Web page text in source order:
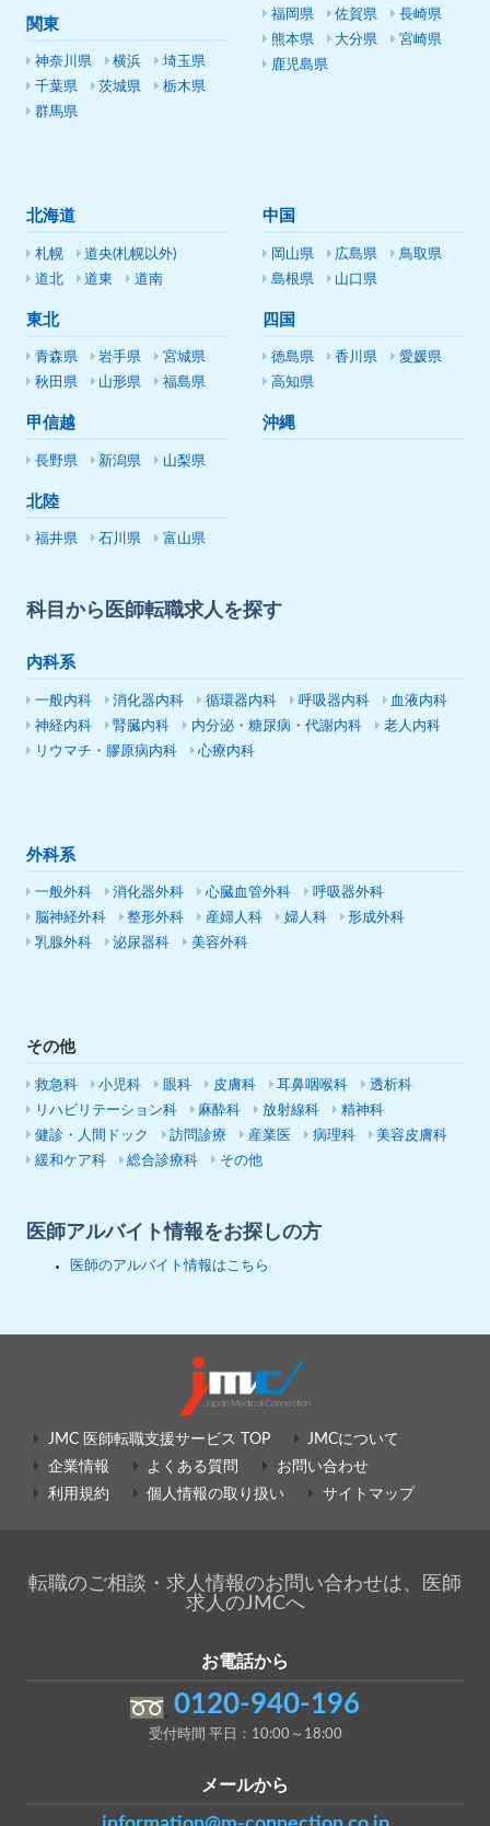
関東
神奈川県 横浜
埼玉県
千葉県
茨城県
栃木県
群馬県
福岡県 佐賀県
長崎県
熊本県
大分県
宮崎県
鹿児島県
北海道
札幌
道央(札幌以外)
道北
道東 道南
東北
青森県 岩手県
宮城県
秋田県
山形県 福島県
甲信越
長野県 新潟県 山梨県
北陸
福井県 石川県 富山県
中国
岡山県 広島県
鳥取県
島根県
山口県
四国
徳島県 香川県
愛媛県
高知県
沖縄
科目から医師転職求人を探す
内科系
一般内科 消化器内科 循環器内科 呼吸器内科
血液内科
神経内科
腎臓内科 内分泌・糖尿病・代謝内科
老人内科
リウマチ・膠原病内科
心療内科
外科系
一般外科 消化器外科 心臓血管外科
呼吸器外科
脳神経外科
整形外科 産婦人科 婦人科
形成外科
乳腺外科
泌尿器科 美容外科
その他
救急科 小児科 眼科 皮膚科 耳鼻咽喉科
透析科
リハビリテーション科
麻酔科 放射線科
精神科
健診・人間ドック
訪問診療 産業医 病理科
美容皮膚科
緩和ケア科
総合診療科 その他
医師アルバイト情報をお探しの方
医師のアルバイト情報はこちら
JMC 医師転職支援サービス TOP
JMCについて
企業情報
よくある質問
お問い合わせ
利用規約
個人情報の取り扱い サイトマップ
転職のご相談・求人情報のお問い合わせは、医師
求人のJMCへ
お電話から
0120-940-196
受付時間 平日：10:00～18:00
メールから